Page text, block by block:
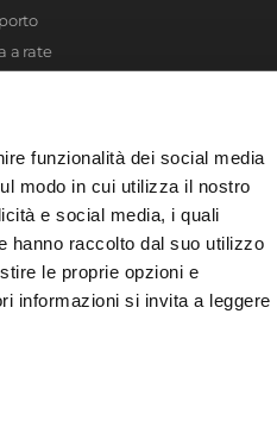
funzionalità dei social media
modo in cui utilizza il nostro
e social media, i quali
hanno raccolto dal suo utilizzo
le proprie opzioni e
informazioni si invita a leggere
a rate
Policy
policy